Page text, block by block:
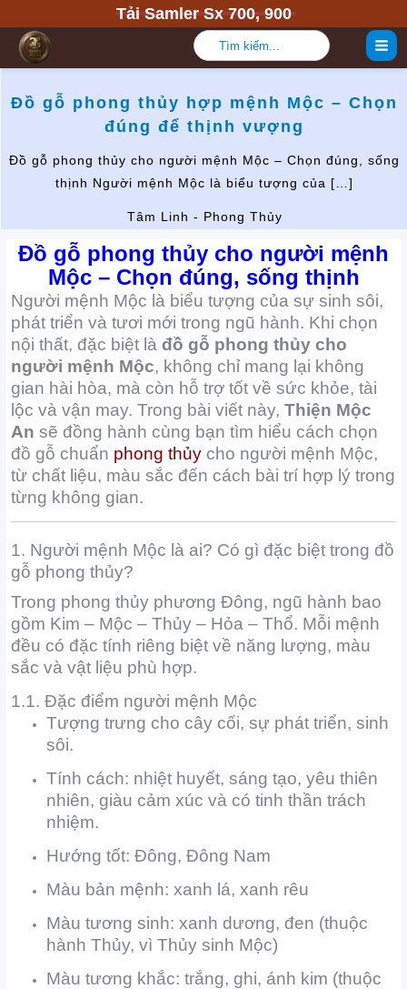
tới
dung
Tải Samler Sx 700, 900
kiếm:
Đồ gỗ phong thủy hợp mệnh Mộc – Chọn
đúng để thịnh vượng
Đồ gỗ phong thủy cho người mệnh Mộc – Chọn đúng, sống
thịnh Người mệnh Mộc là biểu tượng của […]
Tâm Linh - Phong Thủy
Đồ gỗ phong thủy cho người mệnh
Mộc – Chọn đúng, sống thịnh
Người mệnh Mộc là biểu tượng của sự sinh sôi,
phát triển và tươi mới trong ngũ hành. Khi chọn
nội thất, đặc biệt làđồ gỗ phong thủy cho
người mệnh Mộc, không chỉ mang lại không
gian hài hòa, mà còn hỗ trợ tốt về sức khỏe, tài
lộc và vận may. Trong bài viết này,Thiện Mộc
An sẽ đồng hành cùng bạn tìm hiểu cách chọn
đồ gỗ chuẩn phong thủy cho người mệnh Mộc,
từ chất liệu, màu sắc đến cách bài trí hợp lý trong
từng không gian.
1. Người mệnh Mộc là ai? Có gì đặc biệt trong đồ
gỗ phong thủy?
Trong phong thủy phương Đông, ngũ hành bao
gồm Kim – Mộc – Thủy – Hỏa – Thổ. Mỗi mệnh
đều có đặc tính riêng biệt về năng lượng, màu
sắc và vật liệu phù hợp.
1.1. Đặc điểm người mệnh Mộc
Tượng trưng cho cây cối, sự phát triển, sinh
sôi.
Tính cách: nhiệt huyết, sáng tạo, yêu thiên
nhiên, giàu cảm xúc và có tinh thần trách
nhiệm.
Hướng tốt: Đông, Đông Nam
Màu bản mệnh: xanh lá, xanh rêu
Màu tương sinh: xanh dương, đen (thuộc
hành Thủy, vì Thủy sinh Mộc)
Màu tương khắc: trắng, ghi, ánh kim (thuộc